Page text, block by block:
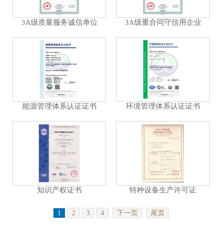
3A级质量服务诚信单位 3A级重合同守信用企业
能源管理体系认证证书 环境管理体系认证证书
知识产权证书 特种设备生产许可证
1 2 3 4 下一页 尾页